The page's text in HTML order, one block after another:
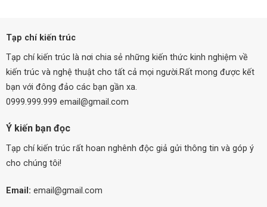
Tạp chí kiến trúc
Tạp chí kiến trúc là nơi chia sẻ những kiến thức kinh nghiệm về
kiến trúc và nghệ thuật cho tất cả mọi người.Rất mong được kết
bạn với đông đảo các bạn gần xa.
0999.999.999 email@gmail.com
Ý kiến bạn đọc
Tạp chí kiến trúc rất hoan nghênh độc giả gửi thông tin và góp ý
cho chúng tôi!
Email: email@gmail.com